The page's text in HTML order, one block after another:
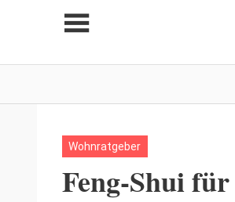
My
is
castle
Wohnratgeber
Feng-Shui